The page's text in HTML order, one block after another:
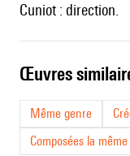
Cuniot : direction.
œuvres
Même genre
Composées la